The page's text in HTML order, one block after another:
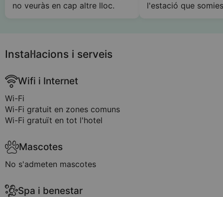
no veuràs en cap altre lloc.
l'estació que
Instal·lacions i serveis
Wifi i Internet
Wi-Fi
Wi-Fi gratuit en zones comuns
Wi-Fi gratuït en tot l'hotel
Mascotes
No s'admeten mascotes
Spa i benestar